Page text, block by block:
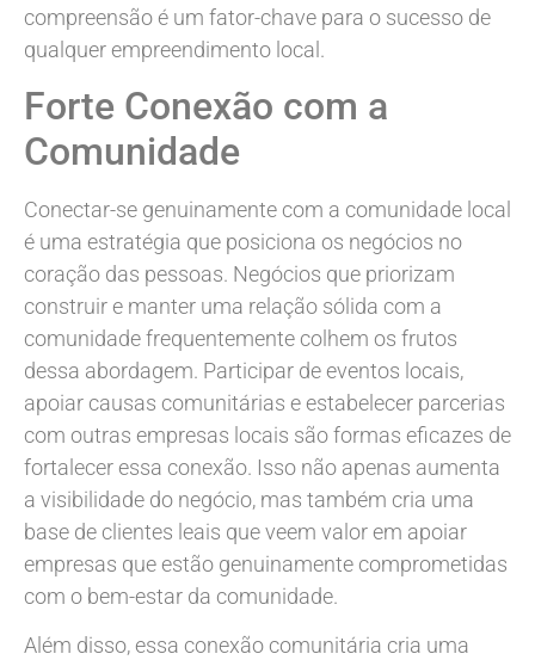
compreensão é um fator-chave para o sucesso de
qualquer empreendimento local.
Forte Conexão com a
Comunidade
Conectar-se genuinamente com a comunidade local
é uma estratégia que posiciona os negócios no
coração das pessoas. Negócios que priorizam
construir e manter uma relação sólida com a
comunidade frequentemente colhem os frutos
dessa abordagem. Participar de eventos locais,
apoiar causas comunitárias e estabelecer parcerias
com outras empresas locais são formas eficazes de
fortalecer essa conexão. Isso não apenas aumenta
a visibilidade do negócio, mas também cria uma
base de clientes leais que veem valor em apoiar
empresas que estão genuinamente comprometidas
com o bem-estar da comunidade.
Além disso, essa conexão comunitária cria uma